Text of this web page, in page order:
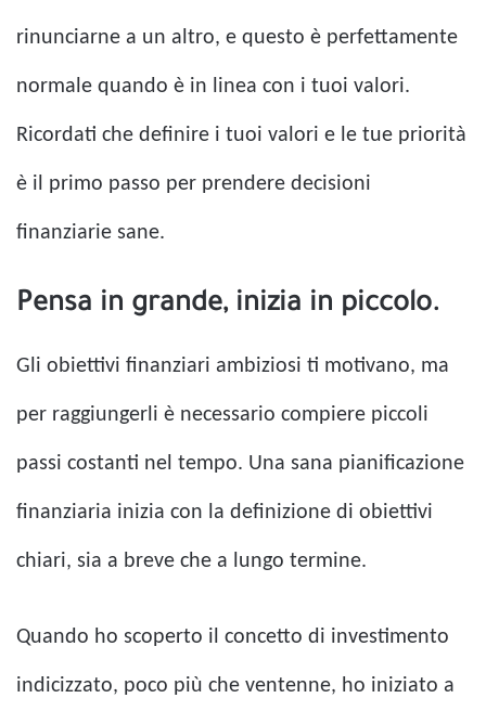
rinunciarne a un altro, e questo è perfettamente
normale quando è in linea con i tuoi valori.
Ricordati che definire i tuoi valori e le tue priorità
è il primo passo per prendere decisioni
finanziarie sane.
Pensa in grande, inizia in piccolo.
Gli obiettivi finanziari ambiziosi ti motivano, ma
per raggiungerli è necessario compiere piccoli
passi costanti nel tempo. Una sana pianificazione
finanziaria inizia con la definizione di obiettivi
chiari, sia a breve che a lungo termine.
Quando ho scoperto il concetto di investimento
indicizzato, poco più che ventenne, ho iniziato a